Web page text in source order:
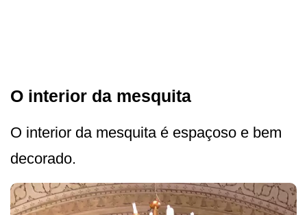
O interior da mesquita
O interior da mesquita é espaçoso e bem
decorado.